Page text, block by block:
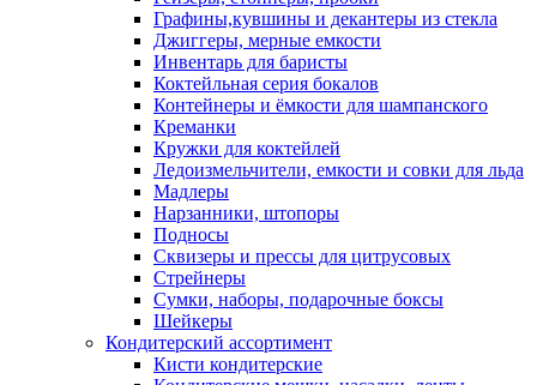
Графины,кувшины и декантеры из стекла
Джиггеры, мерные емкости
Инвентарь для баристы
Коктейльная серия бокалов
Контейнеры и ёмкости для шампанского
Креманки
Кружки для коктейлей
Ледоизмельчители, емкости и совки для льда
Мадлеры
Нарзанники, штопоры
Подносы
Сквизеры и прессы для цитрусовых
Стрейнеры
Сумки, наборы, подарочные боксы
Шейкеры
Кондитерский ассортимент
Кисти кондитерские